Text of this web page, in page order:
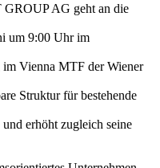
AG geht an die
um 9:00 Uhr im
Vienna MTF der Wiener
Struktur für bestehende
erhöht zugleich seine